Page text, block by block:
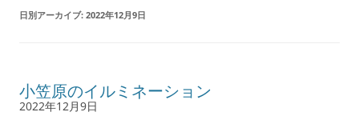
日別アーカイブ: 2022年12月9日
小笠原のイルミネーション
2022年12月9日